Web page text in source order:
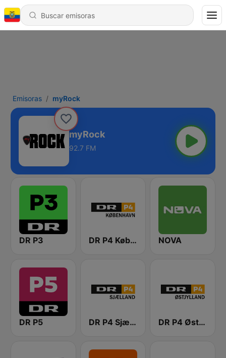
Emisoras myRock
myRock
92.7 FM
DR P3 DR P4 København NOVA
DR P5 DR P4 Sjælland DR P4 Østjyllands